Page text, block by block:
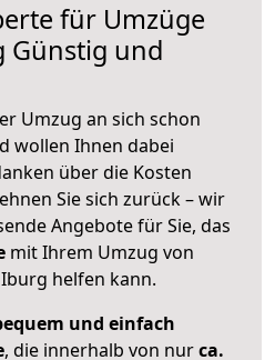
für Umzüge
Günstig und
Umzug an sich schon
wollen Ihnen dabei
über die Kosten
Sie sich zurück – wir
Angebote für Sie, das
mit Ihrem Umzug von
helfen kann.
und einfach
, die innerhalb von nurca.